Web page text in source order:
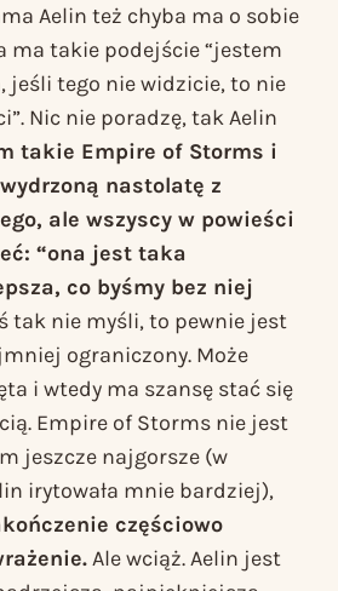
Aelin też chyba ma o sobie
ma takie podejście “jestem
jeśli tego nie widzicie, to nie
Nic nie poradzę, tak Aelin
takie Empire of Storms i
nastolatę z
ale wszyscy w powieści
“ona jest taka
co byśmy bez niej
tak nie myśli, to pewnie jest
ograniczony. Może
i wtedy ma szansę stać się
Empire of Storms nie jest
jeszcze najgorsze (w
irytowała mnie bardziej),
częściowo
Ale wciąż. Aelin jest